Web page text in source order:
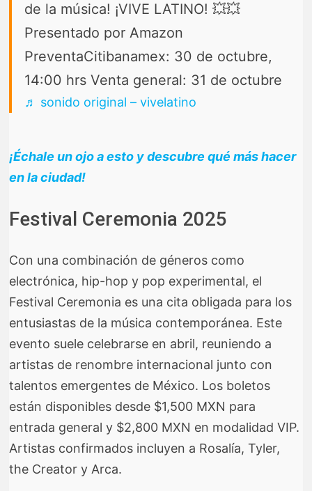
de la música! ¡VIVE LATINO! 💥💥
Presentado por Amazon
PreventaCitibanamex: 30 de octubre,
14:00 hrs Venta general: 31 de octubre
♬ sonido original – vivelatino
¡Échale un ojo a esto y descubre qué más hacer
en la ciudad!
Festival Ceremonia 2025
Con una combinación de géneros como
electrónica, hip-hop y pop experimental, el
Festival Ceremonia es una cita obligada para los
entusiastas de la música contemporánea. Este
evento suele celebrarse en abril, reuniendo a
artistas de renombre internacional junto con
talentos emergentes de México. Los boletos
están disponibles desde $1,500 MXN para
entrada general y $2,800 MXN en modalidad VIP.
Artistas confirmados incluyen a Rosalía, Tyler,
the Creator y Arca.